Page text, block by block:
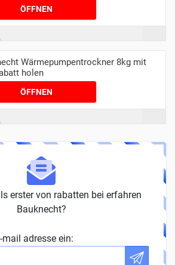
ÖFFNEN
Wärmepumpentrockner 8kg mit
holen
ÖFFNEN
erster von rabatten bei erfahren
Bauknecht?
mail adresse ein: